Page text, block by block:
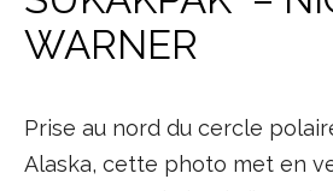
WARNER
Prise au nord du cercle
Alaska, cette photo met en